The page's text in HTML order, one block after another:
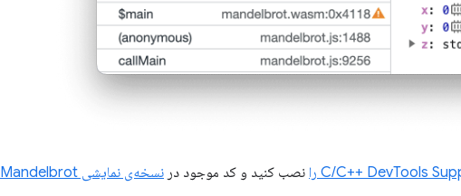
نصب کنید و کد موجود در
نسخه‌ی نمایشی Mandelbrot